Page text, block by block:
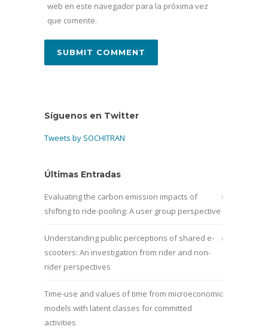
web en este navegador para la próxima vez
que comente.
Síguenos en Twitter
Tweets by SOCHITRAN
Últimas Entradas
Evaluating the carbon emission impacts of
shifting to ride-pooling: A user group perspective
Understanding public perceptions of shared e-
scooters: An investigation from rider and non-
rider perspectives
Time-use and values of time from microeconomic
models with latent classes for committed
activities